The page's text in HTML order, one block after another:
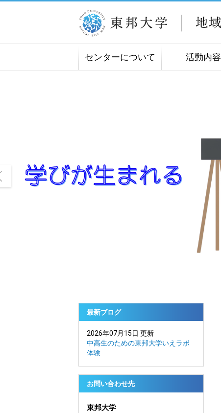
センターについて 活動内容
最新ブログ
2026年07月15日 更新
中高生のための東邦大学いえラボ
体験
お問い合わせ先
東邦大学